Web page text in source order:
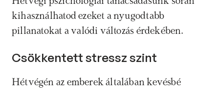
kihasználhatod ezeket a nyugodtabb
pillanatokat a valódi változás érdekében.
Csökkentett stressz szint
Hétvégén az emberek általában kevésbé